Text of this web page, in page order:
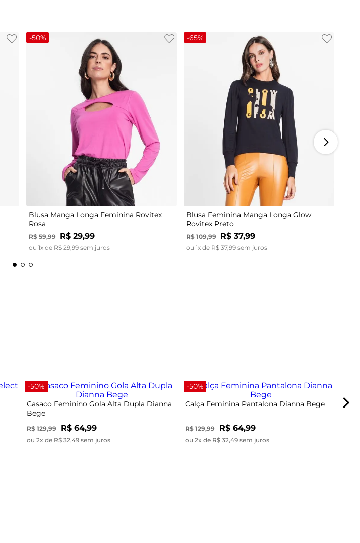
-50%
P M G GG
Blusa Manga Longa Feminina Rovitex
Rosa
R$ 59,99 R$ 29,99
ou 1x de R$ 29 99 sem juros
-65%
G
Blusa Feminina Manga Longa Glow
Rovitex Preto
R$ 109,99 R$ 37,99
ou 1x de R$ 37,99 sem juros
-50%
Casaco Feminino Gola Alta Dupla Dianna
Bege
R$ 129,99 R$ 64,99
ou 2x de R$ 32,49 sem juros
-50%
Calça Feminina Pantalona Dianna Bege
R$ 129,99 R$ 64,99
ou 2x de R$ 32,49 sem juros